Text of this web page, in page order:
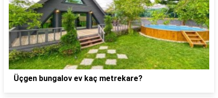
Üçgen bungalov ev kaç metrekare?